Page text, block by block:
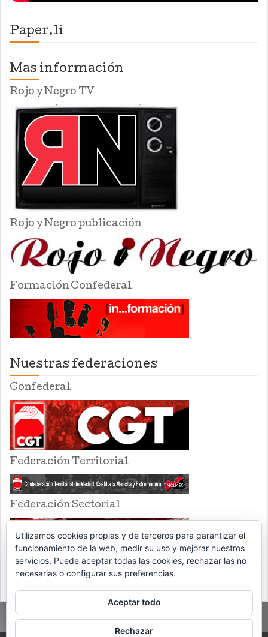
Paper.li
Mas información
Rojo y Negro TV
Rojo y Negro publicación
Formación Confederal
Nuestras federaciones
Confederal
Federación Territorial
Federación Sectorial
Utilizamos cookies propias y de terceros para garantizar el
funcionamiento de la web, medir su uso y mejorar nuestros
servicios. Puede aceptar todas las cookies, rechazar las no
necesarias o configurar sus preferencias.
Aceptar todo
Rechazar